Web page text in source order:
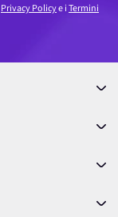
Privacy Policye iTermini